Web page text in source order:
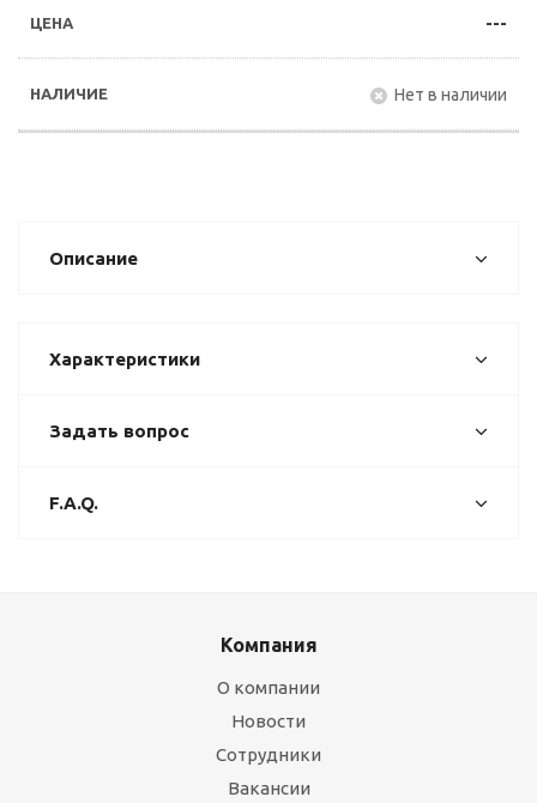
---
Нет в наличии
Описание
Характеристики
Задать вопрос
F.A.Q.
Компания
О компании
Новости
Сотрудники
Вакансии